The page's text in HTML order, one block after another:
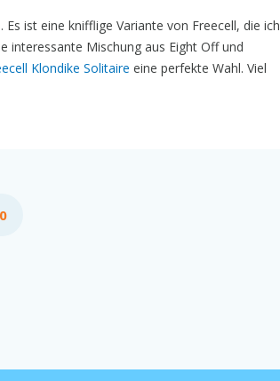
Es ist eine knifflige Variante von Freecell, die ich
interessante Mischung aus Eight Off und
Klondike Solitaire eine perfekte Wahl. Viel